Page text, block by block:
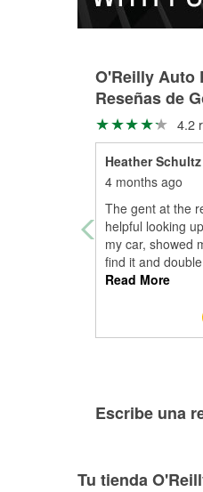
O'Reilly Auto
Reseñas de
4.2
Heather Schultz
4 months ago
The gent at the
helpful looking
my car, showed
find it and
Read More
Escribe una
Tu tienda